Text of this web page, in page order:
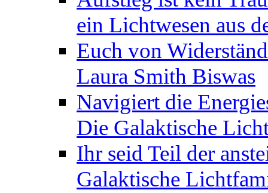
ein Lichtwesen aus
Euch von
Laura Smith Biswas
Navigiert die
Die Galaktische
Ihr seid Teil der
Galaktische